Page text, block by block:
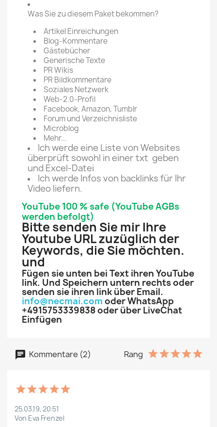
Was Sie zu diesem Paket bekommen?
Artikel Einreichungen
Blog-Kommentare
Gästebücher
Generische Texte
PR Wikis
PR Bildkommentare
Soziales Netzwerk
Web-2.0-Profil
Facebook, Amazon, Tumblr
Forum und Verzeichnisliste
Microblog
Mehr...
Ich werde eine Liste von Websites
überprüft sowohl in einer txt geben
und Excel-Datei
Ich werde Infos von backlinks für Ihr
Video liefern.
YouTube 100 % safe (YouTube AGBs
werden befolgt)
Bitte senden Sie mir Ihre
Youtube URL zuzüglich der
Keywords, die Sie möchten.
und
Fügen sie unten bei Text ihren YouTube
link. Und Speichern untern rechts oder
senden sie ihren link über Email.
info@necmai.com oder WhatsApp
+4915753339838 oder über LiveChat
Einfügen
Kommentare (2) Rang
25.03.19, 20:51
Von Eva Frenzel